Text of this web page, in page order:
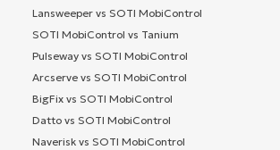
Lansweeper vs SOTI MobiControl
SOTI MobiControl vs Tanium
Pulseway vs SOTI MobiControl
Arcserve vs SOTI MobiControl
BigFix vs SOTI MobiControl
Datto vs SOTI MobiControl
Naverisk vs SOTI MobiControl